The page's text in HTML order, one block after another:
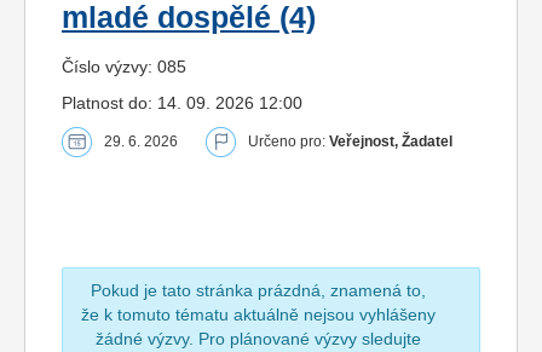
mladé dospělé (4)
Číslo výzvy: 085
Platnost do: 14. 09. 2026 12:00
29. 6. 2026 Určeno pro: Veřejnost, Žadatel
Pokud je tato stránka prázdná, znamená to,
že k tomuto tématu aktuálně nejsou vyhlášeny
žádné výzvy. Pro plánované výzvy sledujte